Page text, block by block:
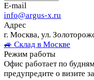
E-mail
info@argus-x.ru
Адрес
г. Москва, ул.
🚙 Склад в Москве
Режим работы
Офис работает по
предупредите о визите